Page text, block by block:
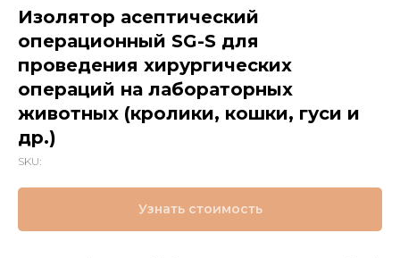
Изолятор асептический
операционный SG-S для
проведения хирургических
операций на лабораторных
животных (кролики, кошки, гуси и
др.)
SKU:
Узнать стоимость